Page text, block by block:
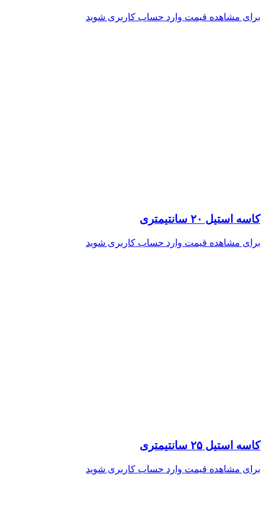
برای مشاهده قیمت وارد حساب کاربری شوید
کاسه استیل ۲۰ سانتیمتری
برای مشاهده قیمت وارد حساب کاربری شوید
کاسه استیل ۲۵ سانتیمتری
برای مشاهده قیمت وارد حساب کاربری شوید